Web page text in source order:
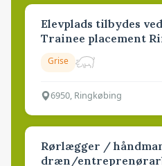
Elevplads tilbydes
Trainee placement
Grise
6950, Ringkøbing
Rørlægger /
dræn/